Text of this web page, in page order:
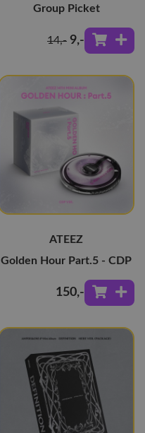
Group Picket
14,- 9,-
ATEEZ
Golden Hour Part.5 - CDP
150,-